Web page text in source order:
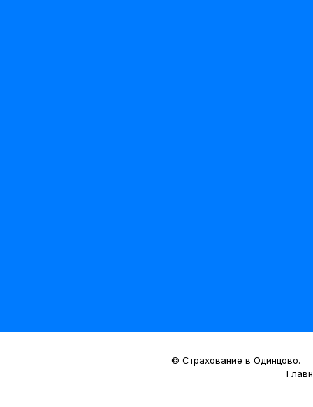
© Страхование в Одинцово.